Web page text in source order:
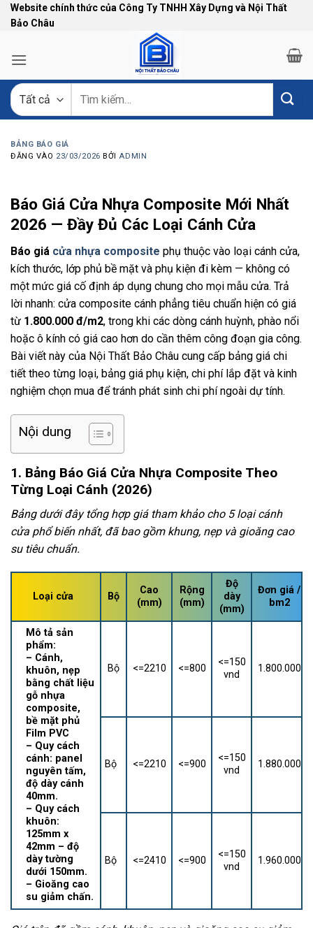
Bỏ
qua
dung
Website chính thức của Công Ty TNHH Xây Dựng và Nội Thất
Bảo Châu
kiếm:
BẢNG BÁO GIÁ
ĐĂNG VÀO 23/03/2026 BỞIADMIN
Báo Giá Cửa Nhựa Composite Mới Nhất
2026 — Đầy Đủ Các Loại Cánh Cửa
Báo giá cửa nhựa composite phụ thuộc vào loại cánh cửa,
kích thước, lớp phủ bề mặt và phụ kiện đi kèm — không có
một mức giá cố định áp dụng chung cho mọi mẫu cửa. Trả
lời nhanh: cửa composite cánh phẳng tiêu chuẩn hiện có giá
từ 1.800.000 đ/m2, trong khi các dòng cánh huỳnh, phào nổi
hoặc ô kính có giá cao hơn do cần thêm công đoạn gia công.
Bài viết này của Nội Thất Bảo Châu cung cấp bảng giá chi
tiết theo từng loại, bảng giá phụ kiện, chi phí lắp đặt và kinh
nghiệm chọn mua để tránh phát sinh chi phí ngoài dự tính.
Nội dung
1. Bảng Báo Giá Cửa Nhựa Composite Theo
Từng Loại Cánh (2026)
Bảng dưới đây tổng hợp giá tham khảo cho 5 loại cánh
cửa phổ biến nhất, đã bao gồm khung, nẹp và gioăng cao
su tiêu chuẩn.
Loại cửa Bộ
Cao
(mm)
Rộng
(mm)
Độ
dày
(mm)
Đơn giá /
bm2
Mô tả sản
phẩm:
– Cánh,
khuôn, nẹp
bằng chất liệu
gỗ nhựa
composite,
bề mặt phủ
Film PVC
– Quy cách
cánh: panel
nguyên tấm,
độ dày cánh
40mm.
– Quy cách
khuôn:
125mm x
42mm – độ
dày tường
dưới 150mm.
– Gioăng cao
su giảm chấn.
Bộ <=2210 <=800
<=150
vnd
1.800.000
Bộ <=2210 <=900
<=150
vnd
1.880.000
Bộ <=2410 <=900
<=150
vnd
1.960.000